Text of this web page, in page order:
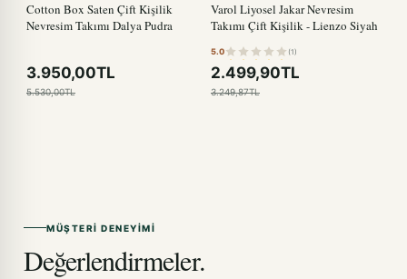
Cotton Box Saten Çift Kişilik
Nevresim Takımı Dalya Pudra
3.950,00TL
5.530,00TL
Varol Liyosel Jakar Nevresim
Takımı Çift Kişilik - Lienzo Siyah
5.0 (1)
2.499,90TL
3.249,87TL
MÜŞTERI DENEYIMI
Değerlendirmeler.